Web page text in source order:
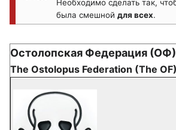
Необходимо сделать так,
была смешной для всех.
Остолопская Федерация (ОФ)
The Ostolopus Federation (The OF)